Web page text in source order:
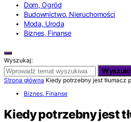
Dom, Ogród
Budownictwo, Nieruchomości
Moda, Uroda
Biznes, Finanse
Wyszukaj:
Strona główna Kiedy potrzebny jest tłumacz
Biznes, Finanse
Kiedy potrzebny jest